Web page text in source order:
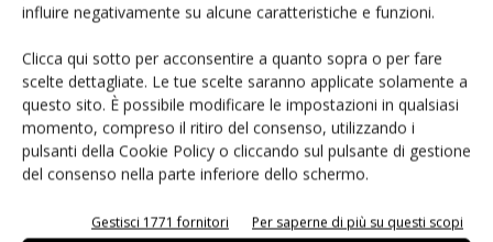
influire negativamente su alcune caratteristiche e funzioni.
Clicca qui sotto per acconsentire a quanto sopra o per fare
scelte dettagliate. Le tue scelte saranno applicate solamente a
questo sito. È possibile modificare le impostazioni in qualsiasi
momento, compreso il ritiro del consenso, utilizzando i
pulsanti della Cookie Policy o cliccando sul pulsante di gestione
del consenso nella parte inferiore dello schermo.
Gestisci 1771 fornitori Per saperne di più su questi scopi
Edicola web